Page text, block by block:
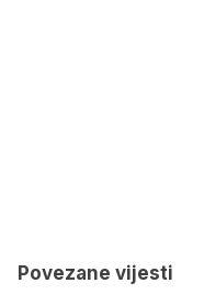
Povezane vijesti